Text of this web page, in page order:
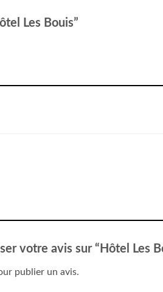
Les Bouis”
votre avis sur “Hôtel Les
publier un avis.